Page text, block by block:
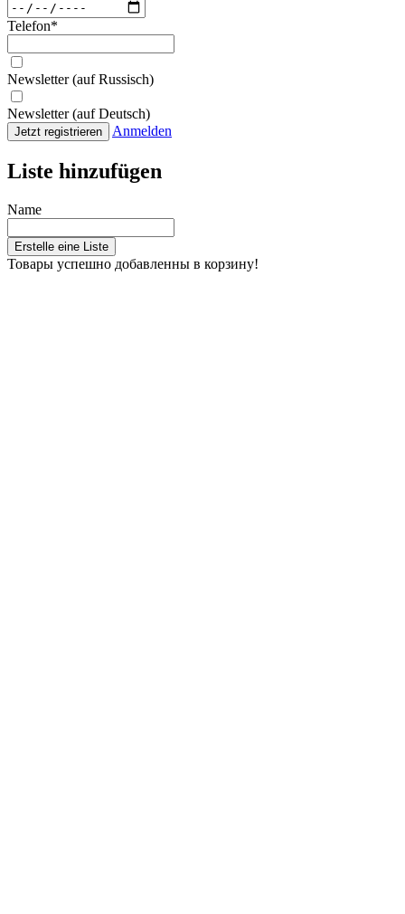
Telefon*
Newsletter (auf Russisch)
Newsletter (auf Deutsch)
Jetzt registrieren Anmelden
Liste hinzufügen
Name
Erstelle eine Liste
Товары успешно добавленны в корзину!